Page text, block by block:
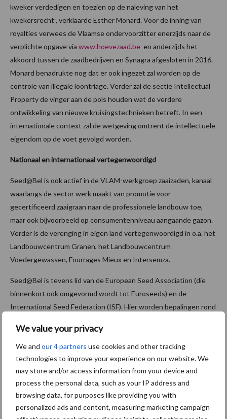
We value your privacy
We and our 4 partners use cookies and other tracking
technologies to improve your experience on our website. We
may store and/or access information from your device and
process the personal data, such as your IP address and
browsing data, for purposes like providing you with
personalized ads and content, measuring marketing campaign
kweker verdedigen en toezien op de naleving van het
kwekersrecht”, verklaarde Esther Monard. Voor de inning van
royalties verwees de Vlaamse ondervoorzitter enerzijds naar de
verplichte opgave via www.hoevezaad.be en anderzijds het
akkoord tussen de zaadbedrijven en Synagra afgesloten in 2016.
Monard benadrukte nog dat er ook ingezet zal worden op de
controle van illegale loontriage. Verder zal de sectie Intellectual
Property de vinger aan de pols houden wat de verdere
ontwikkeling van nieuwe kruisingstechnieken betreft. In een
internationale context zal de wetgeving omtrent de intellectuele
eigendom op de voet gevolgd worden.
Nationaal en internationaal vertegenwoordigd
Seed@Bel is ook actief in de VLAM-werkgroep zaaizaden, kanaal
waarlangs de sector werk maakt van promotie voor
gecertificeerd zaaigraan naar de professionele landbouw toe,
maar ook bijvoorbeeld op consumentenniveau aangaande gazon.
Verder is de verenging in eigen land vertegenwoordigd in o.a. het
Landbouwcentrum Granen, het Landbouwcentrum
Voedergewassen, Fourrages Mieux en Intersemza.
Seed@Bel is tevens lid van de European Seed Association (die
binnenkort ook omgevormd wordt tot Euroseeds) en de
International Seed Federation (ISF). Hier worden bepalingen rond
en crispr, nauwlettend opgevolgd.
afgewerkt. Bij de voorstelling luidde het dat hij ‘binnen enkele
weken’ toegankelijk zou zijn. Hierbij alvast het adres van de site
die belooft drietalig – Nederlands, Frans en Engels – uit te
pakken:www.seedabel.be